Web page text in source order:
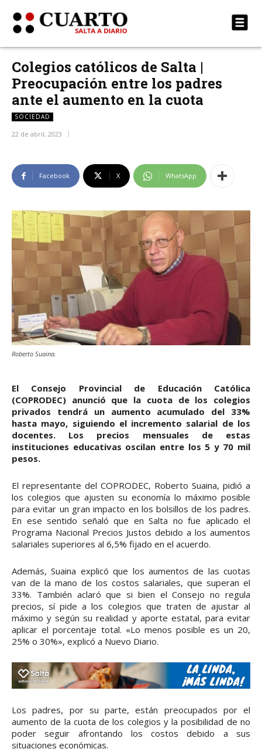
Colegios católicos de Salta |
Preocupación entre los padres
ante el aumento en la cuota
SOCIEDAD
22 de abril, 2023
Facebook X WhatsApp
Roberto Suaina.
El Consejo Provincial de Educación Católica
(COPRODEC) anunció que la cuota de los colegios
privados tendrá un aumento acumulado del 33%
hasta mayo, siguiendo el incremento salarial de los
docentes. Los precios mensuales de estas
instituciones educativas oscilan entre los 5 y 70 mil
pesos.
El representante del COPRODEC, Roberto Suaina, pidió a
los colegios que ajusten su economía lo máximo posible
para evitar un gran impacto en los bolsillos de los padres.
En ese sentido señaló que en Salta no fue aplicado el
Programa Nacional Precios Justos debido a los aumentos
salariales superiores al 6,5% fijado en el acuerdo.
Además, Suaina explicó que los aumentos de las cuotas
van de la mano de los costos salariales, que superan el
33%. También aclaró que si bien el Consejo no regula
precios, sí pide a los colegios que traten de ajustar al
máximo y según su realidad y aporte estatal, para evitar
aplicar el porcentaje total. «Lo menos posible es un 20,
25% o 30%», explicó a Nuevo Diario.
Los padres, por su parte, están preocupados por el
aumento de la cuota de los colegios y la posibilidad de no
poder seguir afrontando los costos debido a sus
situaciones económicas.